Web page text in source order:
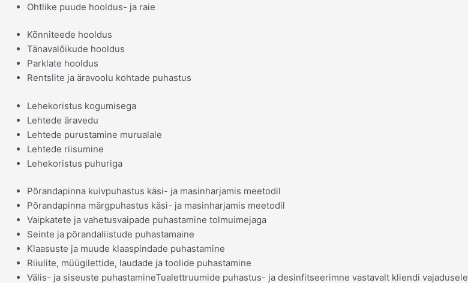
Ohtlike puude hooldus- ja raie
Kõnniteede hooldus
Tänavalõikude hooldus
Parklate hooldus
Rentslite ja äravoolu kohtade puhastus
Lehekoristus kogumisega
Lehtede äravedu
Lehtede purustamine murualale
Lehtede riisumine
Lehekoristus puhuriga
Põrandapinna kuivpuhastus käsi- ja masinharjamis meetodil
Põrandapinna märgpuhastus käsi- ja masinharjamis meetodil
Vaipkatete ja vahetusvaipade puhastamine tolmuimejaga
Seinte ja põrandaliistude puhastamaine
Klaasuste ja muude klaaspindade puhastamine
Riiulite, müügilettide, laudade ja toolide puhastamine
Välis- ja siseuste puhastamineTualettruumide puhastus- ja desinfitseerimne vastavalt kliendi vajadusele